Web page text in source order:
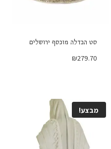
סט הבדלה מוכסף ירושלים
₪279.70
מבצע!